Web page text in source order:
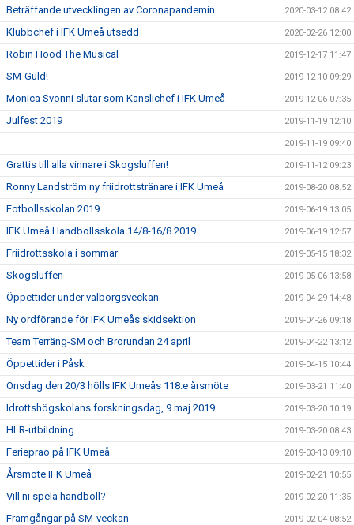
Beträffande utvecklingen av Coronapandemin 2020-03-12 08:42
Klubbchef i IFK Umeå utsedd 2020-02-26 12:00
Robin Hood The Musical 2019-12-17 11:47
SM-Guld! 2019-12-10 09:29
Monica Svonni slutar som Kanslichef i IFK Umeå 2019-12-06 07:35
Julfest 2019 2019-11-19 12:10
2019-11-19 09:40
Grattis till alla vinnare i Skogsluffen! 2019-11-12 09:23
Ronny Landström ny friidrottstränare i IFK Umeå 2019-08-20 08:52
Fotbollsskolan 2019 2019-06-19 13:05
IFK Umeå Handbollsskola 14/8-16/8 2019 2019-06-19 12:57
Friidrottsskola i sommar 2019-05-15 18:32
Skogsluffen 2019-05-06 13:58
Öppettider under valborgsveckan 2019-04-29 14:48
Ny ordförande för IFK Umeås skidsektion 2019-04-26 09:18
Team Terräng-SM och Brorundan 24 april 2019-04-22 13:12
Öppettider i Påsk 2019-04-15 10:44
Onsdag den 20/3 hölls IFK Umeås 118:e årsmöte 2019-03-21 11:40
Idrottshögskolans forskningsdag, 9 maj 2019 2019-03-20 10:19
HLR-utbildning 2019-03-20 08:43
Ferieprao på IFK Umeå 2019-03-13 09:10
Årsmöte IFK Umeå 2019-02-21 10:55
Vill ni spela handboll? 2019-02-20 11:35
Framgångar på SM-veckan 2019-02-04 08:52